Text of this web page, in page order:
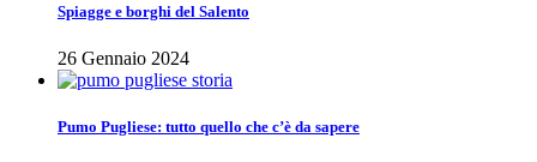
Spiagge e borghi del Salento
26 Gennaio 2024
Pumo Pugliese: tutto quello che c’è da sapere